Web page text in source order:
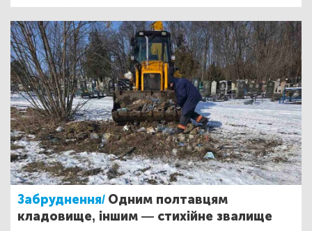
Забруднення/ Одним полтавцям
кладовище, іншим — стихійне звалище